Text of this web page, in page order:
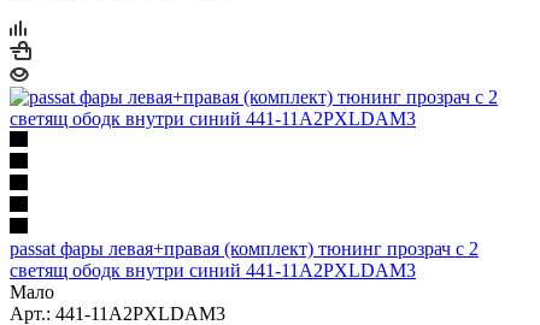
passat фары левая+правая (комплект) тюнинг прозрач с 2
светящ ободк внутри синий 441-11A2PXLDAM3
Мало
Арт.: 441-11A2PXLDAM3